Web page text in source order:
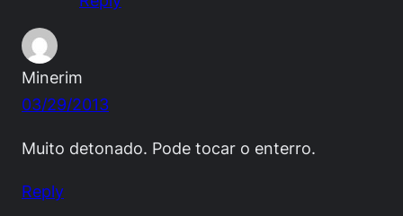
Minerim
03/29/2013
Muito detonado. Pode tocar o enterro.
Reply